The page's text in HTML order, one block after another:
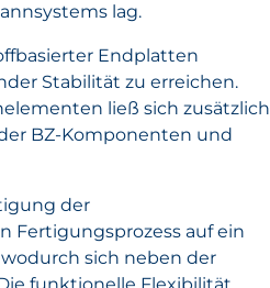
lag.
Endplatten
Stabilität zu erreichen.
ließ sich zusätzlich
BZ-Komponenten und
der
Fertigungsprozess auf ein
sich neben der